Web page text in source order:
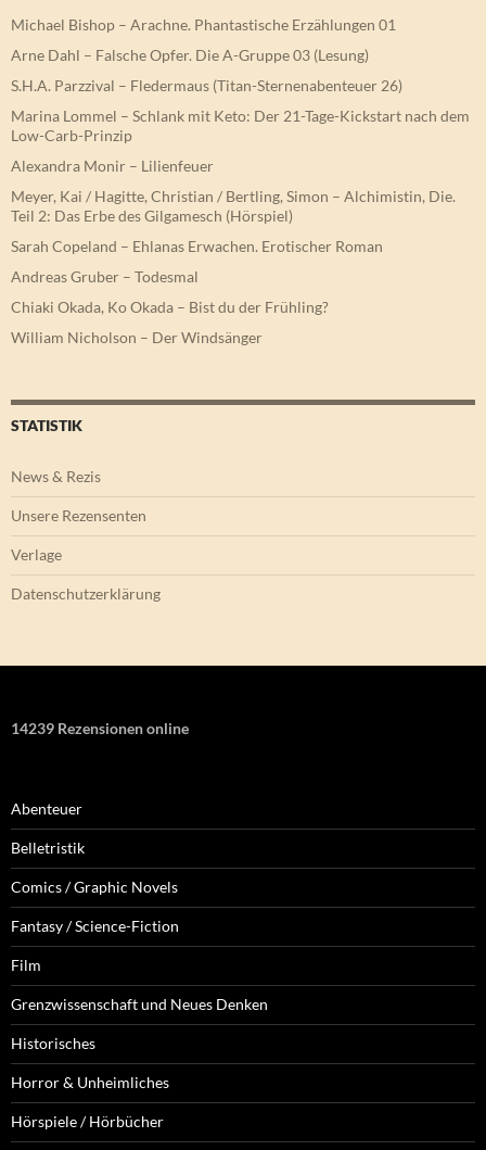
Michael Bishop – Arachne. Phantastische Erzählungen 01
Arne Dahl – Falsche Opfer. Die A-Gruppe 03 (Lesung)
S.H.A. Parzzival – Fledermaus (Titan-Sternenabenteuer 26)
Marina Lommel – Schlank mit Keto: Der 21-Tage-Kickstart nach dem
Low-Carb-Prinzip
Alexandra Monir – Lilienfeuer
Meyer, Kai / Hagitte, Christian / Bertling, Simon – Alchimistin, Die.
Teil 2: Das Erbe des Gilgamesch (Hörspiel)
Sarah Copeland – Ehlanas Erwachen. Erotischer Roman
Andreas Gruber – Todesmal
Chiaki Okada, Ko Okada – Bist du der Frühling?
William Nicholson – Der Windsänger
STATISTIK
News & Rezis
Unsere Rezensenten
Verlage
Datenschutzerklärung
14239 Rezensionen online
Abenteuer
Belletristik
Comics / Graphic Novels
Fantasy / Science-Fiction
Film
Grenzwissenschaft und Neues Denken
Historisches
Horror & Unheimliches
Hörspiele / Hörbücher